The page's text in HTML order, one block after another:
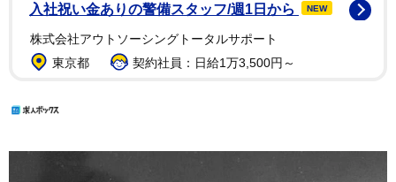
入社祝い金ありの警備スタッフ/週1日から NEW
株式会社アウトソーシングトータルサポート
東京都
契約社員：日給1万3,500円～